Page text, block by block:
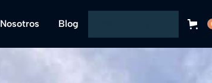
Nosotros Blog